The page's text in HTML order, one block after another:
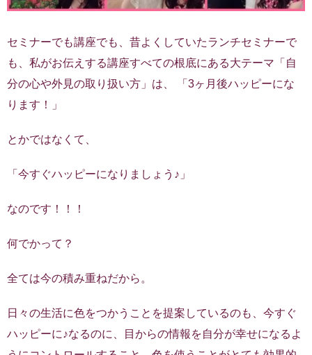
セミナーでも講座でも、昔よくしていたランチセミナーで
も、私がお伝えする講座すべての根底にある大テーマ「自
分の心や外見の取り扱い方」は、 「3ヶ月後ハッピーにな
ります！」
とかではなくて、
「今すぐハッピーになりましょう♪」
なのです！！！
何でかって？
全ては今の積み重ねだから。
日々の生活に色をつかうことを提案しているのも、今すぐ
ハッピーに♪なるのに、目からの情報を自分が幸せになるよ